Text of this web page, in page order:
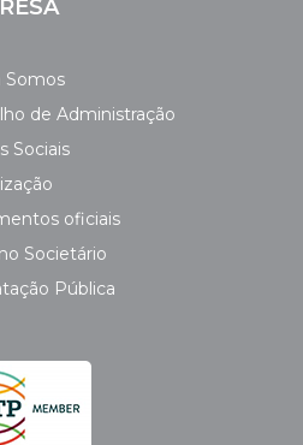
Somos
de Administração
Sociais
oficiais
Societário
Pública